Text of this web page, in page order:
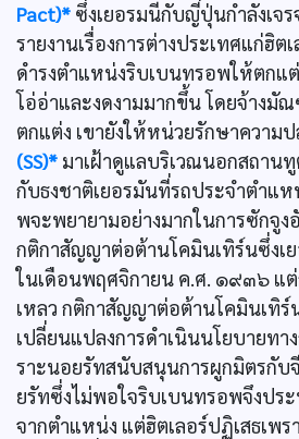
Pact)* ซึ่งเยอรมนีกับญี่ปุ่นกำลังเจ
รายงานเรื่องการต่างประเทศแก่ฮิต
ดำรงตำแหน่งริบเบนทรอพให้ตกแ
โอ่อ่าและงดงามมากขึ้น โดยจ้างมั
ตกแต่ง เขายังให้หน่วยรักษาความ
(SS)* มาเฝ้าดูแลบริเวณนอกสถาน
กับธงชาติเยอรมันที่รถประจำตำแ
พจะพยายามอย่างมากในการซักจูง
กติกาสัญญาต่อต้านโคมินเทิร์นซึ่งเ
ในเดือนพฤศจิกายน ค.ศ. ๑๙๓๖ แ
เหลว กติกาสัญญาต่อต้านโคมินเทิร์
เปลี่ยนแปลงการดำเนินนโยบายทา
ราะนอยรัทสนับสนุนการผูกมิตรกั
ยรัทซึ่งไม่พอใจริบเบนทรอพจึงปร
จากตำแหน่ง แต่ฮิตเลอร์ปฏิเสธเพ